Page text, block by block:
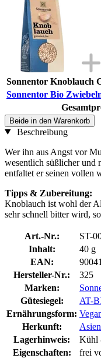
Sonnentor Knoblauch
Sonnentor Bio
Beide in den Warenkorb
Beschreibung
Wer ihn aus Angst vor
wesentlich süßlicher und
entfaltet er seinen vollen
Tipps & Zubereitung:
Knoblauch ist wohl der
sehr schnell bitter wird,
Art.-Nr.:
ST-
Inhalt:
40 g
EAN:
Hersteller-Nr.:
325
Marken:
Gütesiegel:
AT-
Ernährungsform:
Herkunft:
Asien
Lagerhinweis:
Kühl
Eigenschaften:
frei